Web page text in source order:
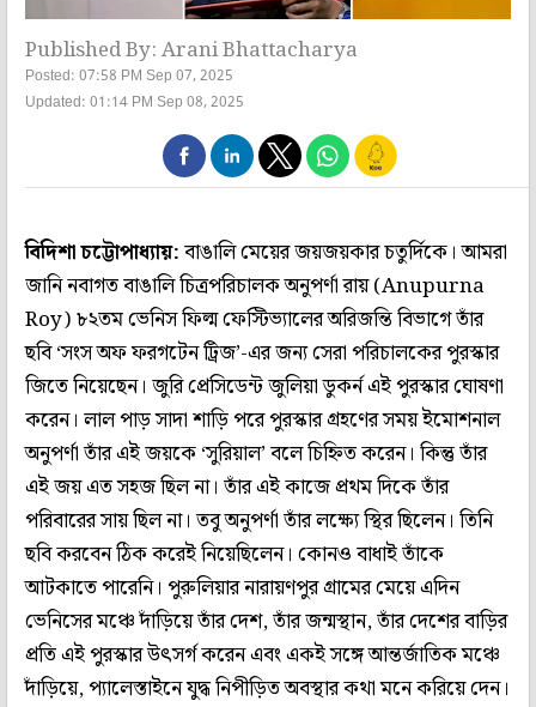
Published By: Arani Bhattacharya
Posted: 07:58 PM Sep 07, 2025
Updated: 01:14 PM Sep 08, 2025
বিদিশা চট্টোপাধ্যায়:বাঙালি মেয়ের জয়জয়কার চতুর্দিকে। আমরা
জানি নবাগত বাঙালি চিত্রপরিচালক অনুপর্ণা রায় (Anupurna
Roy) ৮২তম ভেনিস ফিল্ম ফেস্টিভ্যালের অরিজন্তি বিভাগে তাঁর
ছবি ‘সংস অফ ফরগটেন ট্রিজ’-এর জন্য সেরা পরিচালকের পুরস্কার
জিতে নিয়েছেন। জুরি প্রেসিডেন্ট জুলিয়া ডুকর্ন এই পুরস্কার ঘোষণা
করেন। লাল পাড় সাদা শাড়ি পরে পুরস্কার গ্রহণের সময় ইমোশনাল
অনুপর্ণা তাঁর এই জয়কে ‘সুরিয়াল’ বলে চিহ্নিত করেন। কিন্তু তাঁর
এই জয় এত সহজ ছিল না। তাঁর এই কাজে প্রথম দিকে তাঁর
পরিবারের সায় ছিল না। তবু অনুপর্ণা তাঁর লক্ষ্যে স্থির ছিলেন। তিনি
ছবি করবেন ঠিক করেই নিয়েছিলেন। কোনও বাধাই তাঁকে
আটকাতে পারেনি। পুরুলিয়ার নারায়ণপুর গ্রামের মেয়ে এদিন
ভেনিসের মঞ্চে দাঁড়িয়ে তাঁর দেশ, তাঁর জন্মস্থান, তাঁর দেশের বাড়ির
প্রতি এই পুরস্কার উৎসর্গ করেন এবং একই সঙ্গে আন্তর্জাতিক মঞ্চে
দাঁড়িয়ে, প্যালেস্তাইনে যুদ্ধ নিপীড়িত অবস্থার কথা মনে করিয়ে দেন।